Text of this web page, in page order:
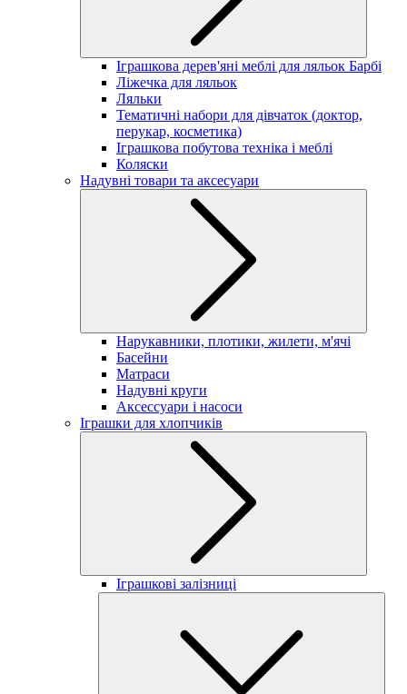
Іграшкова дерев'яні меблі для ляльок Барбі
Ліжечка для ляльок
Ляльки
Тематичні набори для дівчаток (доктор,
перукар, косметика)
Іграшкова побутова техніка і меблі
Коляски
Надувні товари та аксесуари
Нарукавники, плотики, жилети, м'ячі
Басейни
Матраси
Надувні круги
Аксессуари і насоси
Іграшки для хлопчиків
Іграшкові залізниці